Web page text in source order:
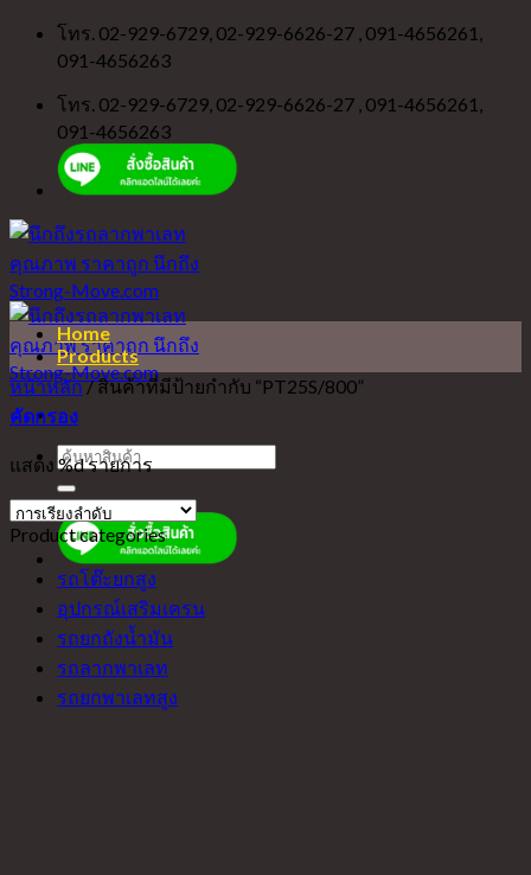
Skip
content
โทร. 02-929-6729, 02-929-6626-27 , 091-4656261,
091-4656263
โทร. 02-929-6729, 02-929-6626-27 , 091-4656261,
091-4656263
ค้นหา:
Home
Products
หน้าหลัก/สินค้าที่มีป้ายกำกับ “PT25S/800”
คัดกรอง
แสดง %d รายการ
Product categories
รถโต๊ะยกสูง
อุปกรณ์เสริมเครน
รถยกถังน้ำมัน
รถลากพาเลท
รถยกพาเลทสูง